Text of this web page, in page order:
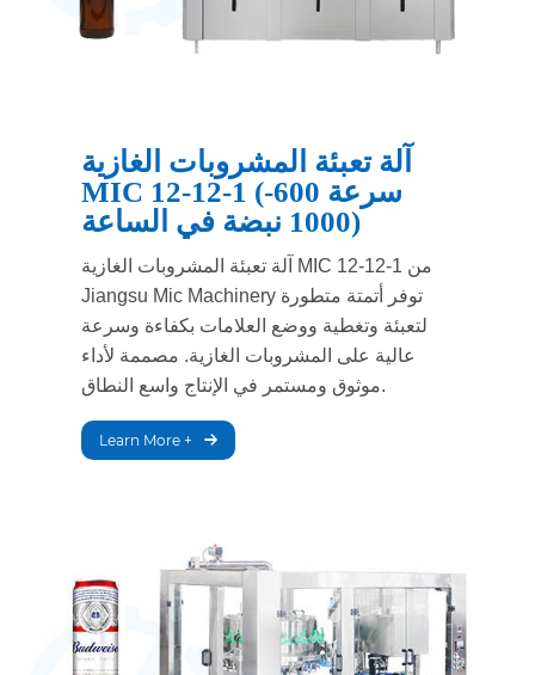
آلة تعبئة المشروبات الغازية
MIC 12-12-1 (سرعة 600-
1000 نبضة في الساعة)
آلة تعبئة المشروبات الغازية MIC 12-12-1 من
Jiangsu Mic Machinery توفر أتمتة متطورة
لتعبئة وتغطية ووضع العلامات بكفاءة وسرعة
عالية على المشروبات الغازية. مصممة لأداء
موثوق ومستمر في الإنتاج واسع النطاق.
Learn More +